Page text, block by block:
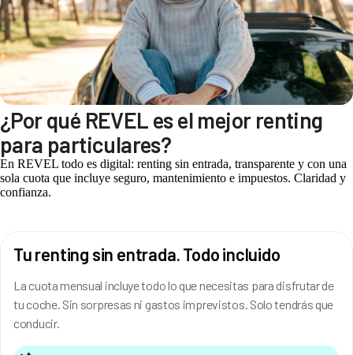
¿Por qué REVEL es el mejor renting
para particulares?
En REVEL todo es digital: renting sin entrada, transparente y con una
sola cuota que incluye seguro, mantenimiento e impuestos. Claridad y
confianza.
Tu renting sin entrada. Todo incluido
La cuota mensual incluye todo lo que necesitas para disfrutar de
tu coche. Sin sorpresas ni gastos imprevistos. Solo tendrás que
conducir.